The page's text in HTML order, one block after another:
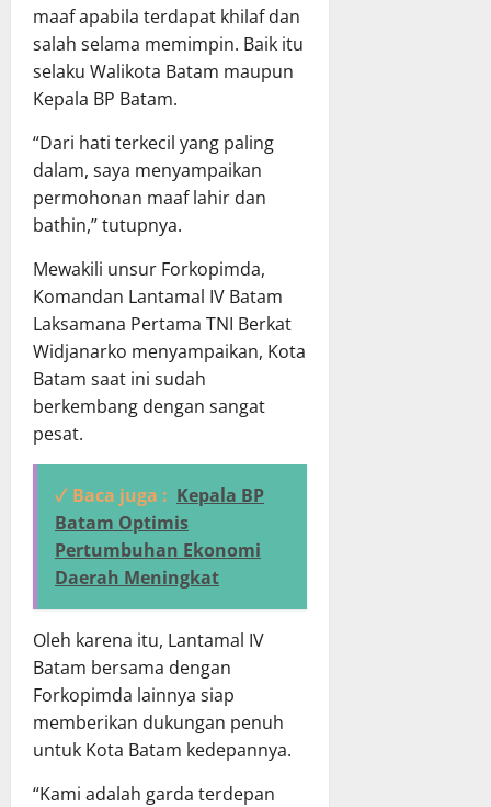
maaf apabila terdapat khilaf dan
salah selama memimpin. Baik itu
selaku Walikota Batam maupun
Kepala BP Batam.
“Dari hati terkecil yang paling
dalam, saya menyampaikan
permohonan maaf lahir dan
bathin,” tutupnya.
Mewakili unsur Forkopimda,
Komandan Lantamal IV Batam
Laksamana Pertama TNI Berkat
Widjanarko menyampaikan, Kota
Batam saat ini sudah
berkembang dengan sangat
pesat.
✓ Baca juga : Kepala BP
Batam Optimis
Pertumbuhan Ekonomi
Daerah Meningkat
Oleh karena itu, Lantamal IV
Batam bersama dengan
Forkopimda lainnya siap
memberikan dukungan penuh
untuk Kota Batam kedepannya.
“Kami adalah garda terdepan